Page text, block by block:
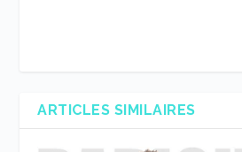
ARTICLES SIMILAIRES